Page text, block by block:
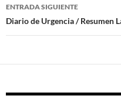
entradas
ENTRADA SIGUIENTE
Diario de Urgencia / Resumen